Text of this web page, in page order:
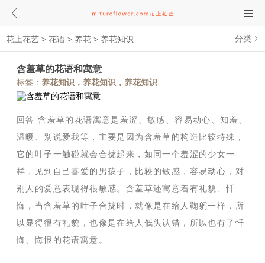
花上花艺 > 花语 > 养花 > 养花知识 分类
含羞草的花语和寓意
标签： 养花知识，养花知识，养花知识
回答 含羞草的花语寓意是羞涩、敏感、容易动心、知羞、
温暖、别说爱我等，主要是因为含羞草的构造比较特殊，
它的叶子一触碰就会合拢起来，如同一个羞涩的少女一
样，见到自己喜爱的男孩子，比较的敏感，容易动心，对
别人的爱意表现得很敏感。含羞草还寓意着有礼貌、忏
悔，当含羞草的叶子合拢时，就像是在给人鞠躬一样，所
以显得很有礼貌，也像是在给人低头认错，所以也有了忏
悔、悔恨的花语寓意。